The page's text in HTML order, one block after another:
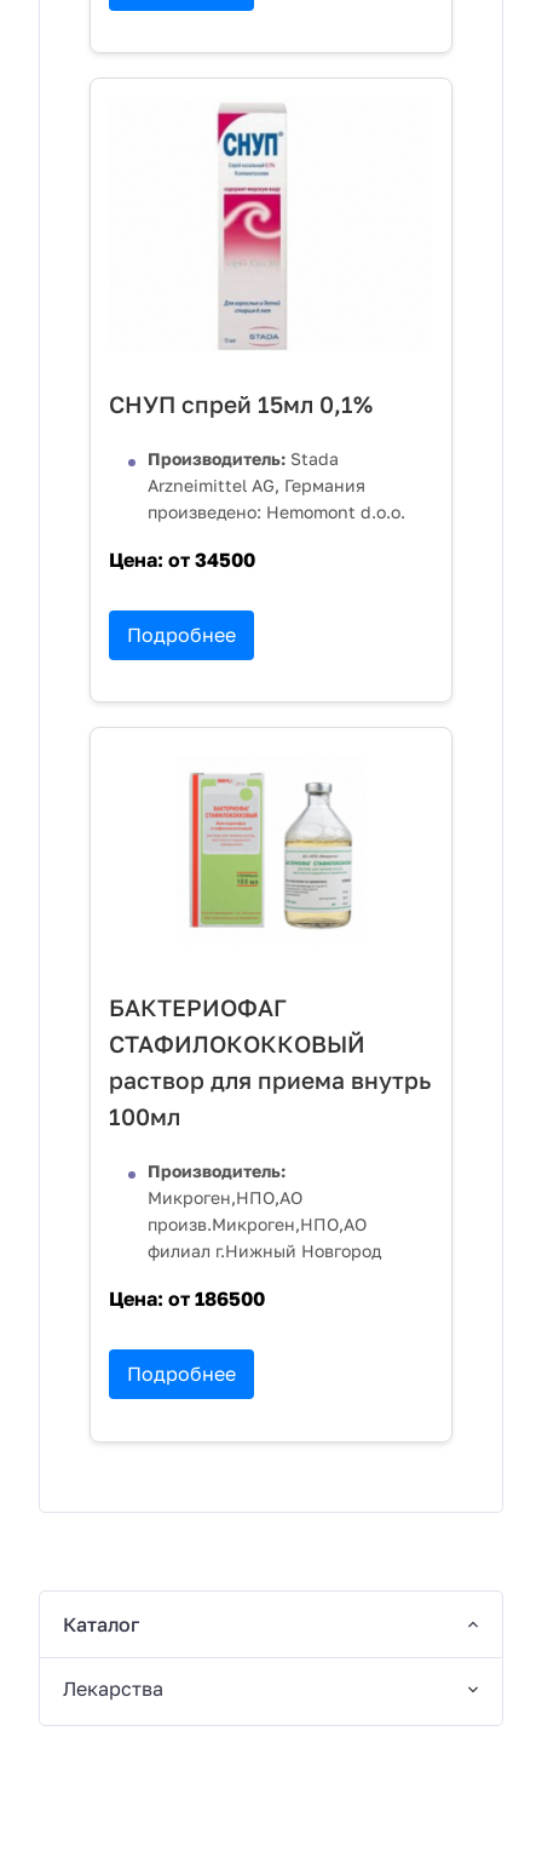
СНУП спрей 15мл 0,1%
Производитель: Stada
Arzneimittel AG, Германия
произведено: Hemomont d.o.o.
Цена: от 34500
Подробнее
БАКТЕРИОФАГ
СТАФИЛОКОККОВЫЙ
раствор для приема внутрь
100мл
Производитель:
Микроген,НПО,АО
произв.Микроген,НПО,АО
филиал г.Нижный Новгород
Цена: от 186500
Подробнее
Каталог
Лекарства